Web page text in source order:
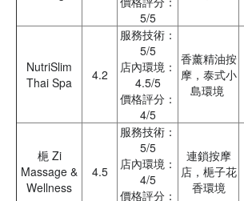
5/5
NutriSlim
Thai Spa
4.2
服務技術：
5/5
店內環境：
4.5/5
價格評分：
4/5
香薰精油按
摩，泰式小
島環境
梔 Zi
Massage &
Wellness
4.5
服務技術：
5/5
店內環境：
4/5
價格評分：
連鎖按摩
店，梔子花
香環境